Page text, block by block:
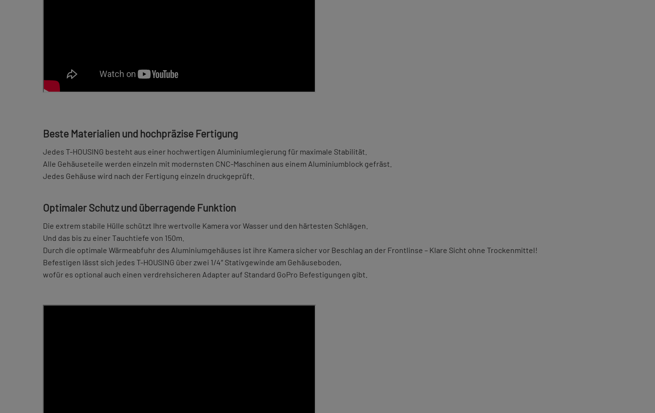
Beste Materialien und hochpräzise Fertigung
Jedes T-HOUSING besteht aus einer hochwertigen Aluminiumlegierung für maximale Stabilität.
Alle Gehäuseteile werden einzeln mit modernsten CNC-Maschinen aus einem Aluminiumblock gefräst.
Jedes Gehäuse wird nach der Fertigung einzeln druckgeprüft.
Optimaler Schutz und überragende Funktion
Die extrem stabile Hülle schützt Ihre wertvolle Kamera vor Wasser und den härtesten Schlägen.
Und das bis zu einer Tauchtiefe von 150m.
Durch die optimale Wärmeabfuhr des Aluminiumgehäuses ist ihre Kamera sicher vor Beschlag an der Frontlinse – Klare Sicht ohne Trockenmittel!
Befestigen lässt sich jedes T-HOUSING über zwei 1/4″ Stativgewinde am Gehäuseboden,
wofür es optional auch einen verdrehsicheren Adapter auf Standard GoPro Befestigungen gibt.